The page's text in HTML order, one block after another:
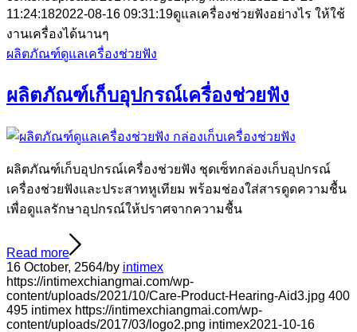
11:24:182022-08-16 09:31:19ดูแลเครื่องช่วยฟังอย่างไร ให้ใช้
งานเครื่องได้นานๆ
ผลิตภัณฑ์ดูแลเครื่องช่วยฟัง
ผลิตภัณฑ์เก็บอุปกรณ์เครื่องช่วยฟัง
ผลิตภัณฑ์เก็บอุปกรณ์เครื่องช่วยฟัง ชุดเซ็ทกล่องเก็บอุปกรณ์
เครื่องช่วยฟังและประสาทหูเทียม พร้อมช่องใส่สารดูดความชื้น
เพื่อดูแลรักษาอุปกรณ์ให้ปราศจากความชื้น
Read more
16 October, 2564/by intimex
https://intimexchiangmai.com/wp-
content/uploads/2021/10/Care-Product-Hearing-Aid3.jpg 400
495 intimex https://intimexchiangmai.com/wp-
content/uploads/2017/03/logo2.png intimex2021-10-16